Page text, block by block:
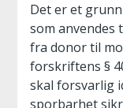
Det er et
som anvendes
fra donor til
forskriftens §
skal forsvarlig
sporbarhet